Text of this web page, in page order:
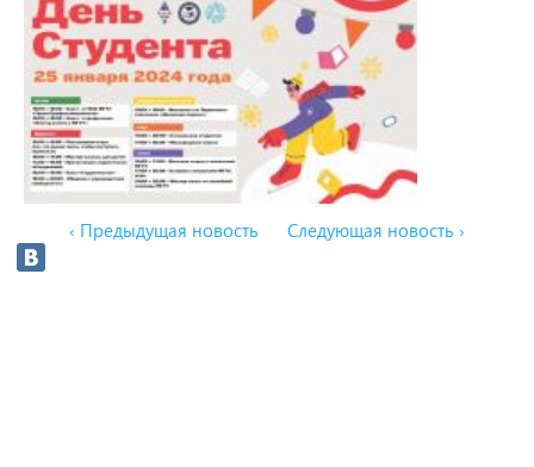
‹ Предыдущая новость Следующая новость ›